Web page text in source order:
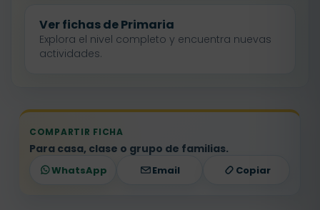
Ver fichas de Primaria
Explora el nivel completo y encuentra nuevas
actividades.
COMPARTIR FICHA
Para casa, clase o grupo de familias.
WhatsApp Email Copiar